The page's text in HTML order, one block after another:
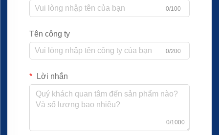
0/100
Tên công ty
0/200
Lời nhắn
0/1000